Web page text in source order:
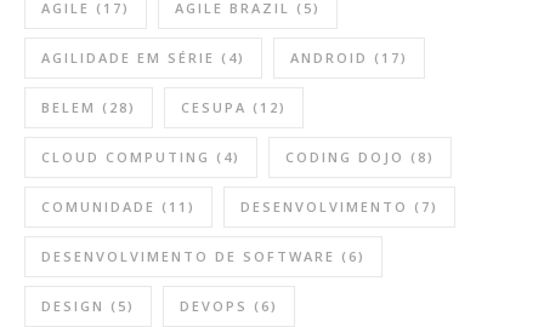
AGILE (17) AGILE BRAZIL (5)
AGILIDADE EM SÉRIE (4) ANDROID (17)
BELEM (28) CESUPA (12)
CLOUD COMPUTING (4) CODING DOJO (8)
COMUNIDADE (11) DESENVOLVIMENTO (7)
DESENVOLVIMENTO DE SOFTWARE (6)
DESIGN (5) DEVOPS (6)